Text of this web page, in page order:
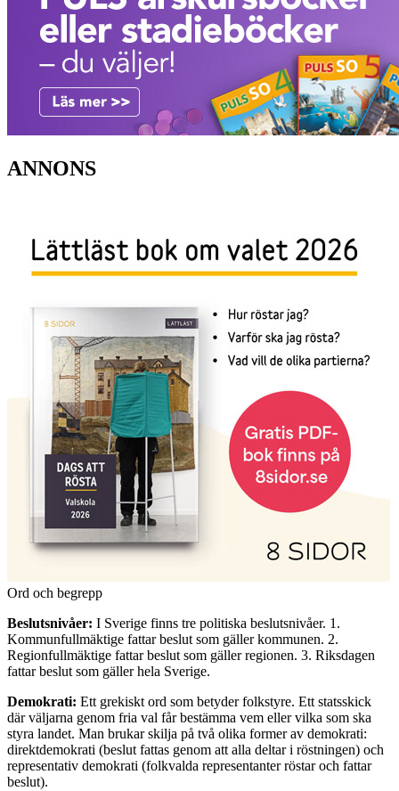
ANNONS
Ord och begrepp
Beslutsnivåer: I Sverige finns tre politiska beslutsnivåer. 1.
Kommunfullmäktige fattar beslut som gäller kommunen. 2.
Regionfullmäktige fattar beslut som gäller regionen. 3. Riksdagen
fattar beslut som gäller hela Sverige.
Demokrati: Ett grekiskt ord som betyder folkstyre. Ett statsskick
där väljarna genom fria val får bestämma vem eller vilka som ska
styra landet. Man brukar skilja på två olika former av demokrati:
direktdemokrati (beslut fattas genom att alla deltar i röstningen) och
representativ demokrati (folkvalda representanter röstar och fattar
beslut).